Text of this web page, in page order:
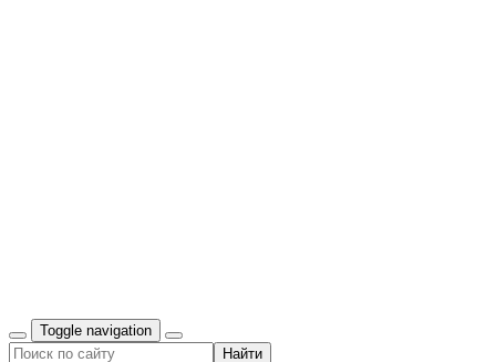
Toggle navigation